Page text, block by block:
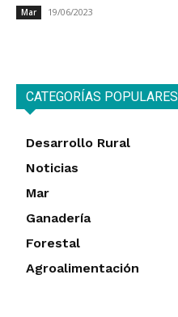
Mar 19/06/2023
CATEGORÍAS POPULARES
Desarrollo Rural
Noticias
Mar
Ganadería
Forestal
Agroalimentación